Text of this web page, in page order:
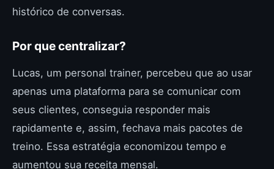
histórico de conversas.
Por que centralizar?
Lucas, um personal trainer, percebeu que ao usar
apenas uma plataforma para se comunicar com
seus clientes, conseguia responder mais
rapidamente e, assim, fechava mais pacotes de
treino. Essa estratégia economizou tempo e
aumentou sua receita mensal.